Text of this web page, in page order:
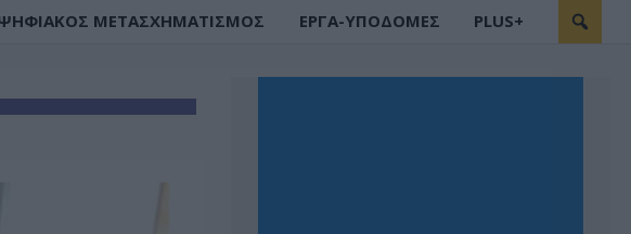
ΜΕΤΑΣΧΗΜΑΤΙΣΜΟΣ ΕΡΓΑ-ΥΠΟΔΟΜΕΣ PLUS+